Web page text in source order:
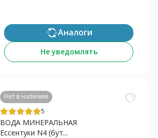
Аналоги
Не уведомлять
Нет в наличии
5
ВОДА МИНЕРАЛЬНАЯ
Ессентуки N4 (бут...